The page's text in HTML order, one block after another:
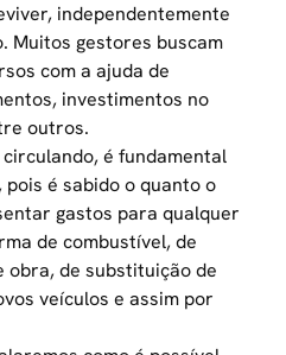
independentemente
Muitos gestores buscam
com a ajuda de
investimentos no
outros.
é fundamental
, pois é sabido o quanto o
gastos para qualquer
de combustível, de
obra, de substituição de
veículos e assim por